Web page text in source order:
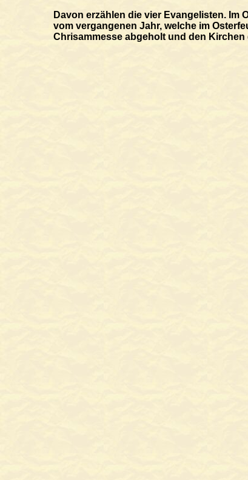
Davon erzählen die vier Evangelisten. Im
vom vergangenen Jahr, welche im
Chrisammesse abgeholt und den